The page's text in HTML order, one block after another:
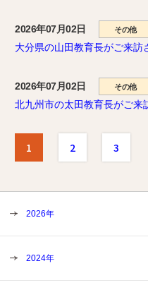
2026年07月02日 その他
大分県の山田教育長がご来訪
2026年07月02日 その他
北九州市の太田教育長がご来
1 2 3
2026年
2024年